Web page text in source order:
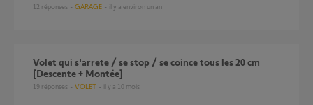
12 réponses GARAGE il y a environ un an
Volet qui s'arrete / se stop / se coince tous les 20 cm
[Descente + Montée]
19 réponses VOLET il y a 10 mois